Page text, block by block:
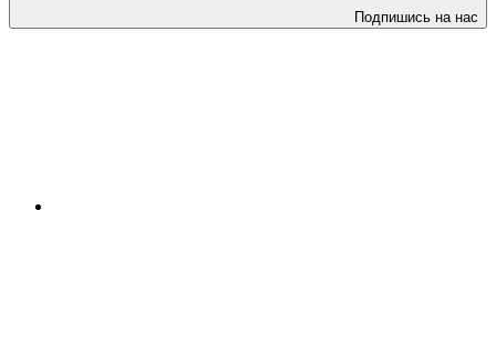
Подпишись на нас